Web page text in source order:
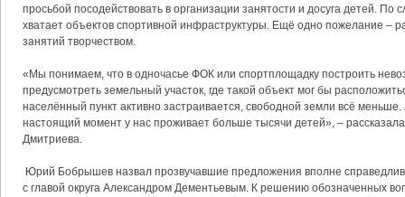
просьбой посодействовать в организации занятости и досуга детей. По
хватает объектов спортивной инфраструктуры. Ещё одно пожелание –
занятий творчеством.
«Мы понимаем, что в одночасье ФОК или спортплощадку построить
предусмотреть земельный участок, где такой объект мог бы
населённый пункт активно застраивается, свободной земли всё
настоящий момент у нас проживает больше тысячи детей», –
Дмитриева.
Юрий Бобрышев назвал прозвучавшие предложения вполне
с главой округа Александром Дементьевым. К решению обозначенных